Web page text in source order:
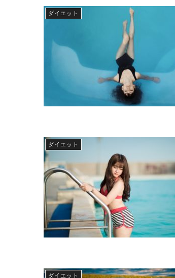
ダイエット
ダイエット
ダイエット